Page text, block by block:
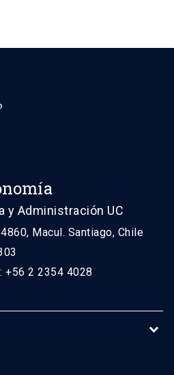
y Administración UC
Macul. Santiago, Chile
+56 2 2354 4028